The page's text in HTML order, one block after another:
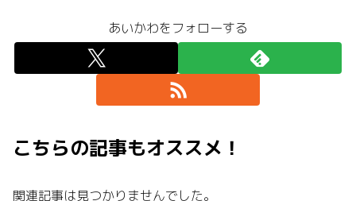
あいかわをフォローする
こちらの記事もオススメ！
関連記事は見つかりませんでした。